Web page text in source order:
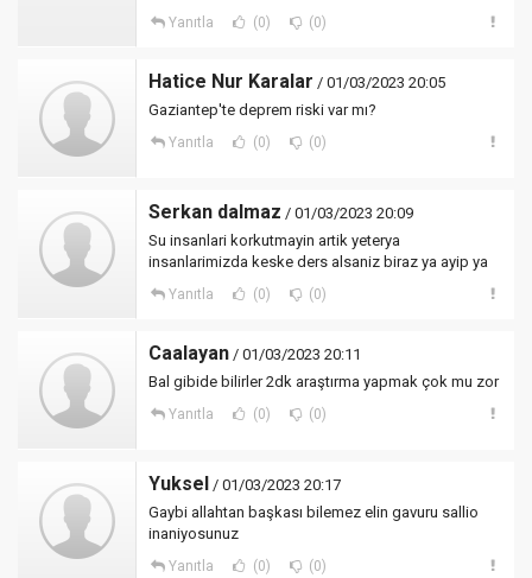
Yanıtla (0) (0)
Hatice Nur Karalar / 01/03/2023 20:05
Gaziantep'te deprem riski var mı?
Yanıtla (0) (0)
Serkan dalmaz / 01/03/2023 20:09
Su insanlari korkutmayin artik yeterya
insanlarimizda keske ders alsaniz biraz ya ayip ya
Yanıtla (0) (0)
Caalayan / 01/03/2023 20:11
Bal gibide bilirler 2dk araştırma yapmak çok mu zor
Yanıtla (0) (0)
Yuksel / 01/03/2023 20:17
Gaybi allahtan başkası bilemez elin gavuru sallio
inaniyosunuz
Yanıtla (0) (0)